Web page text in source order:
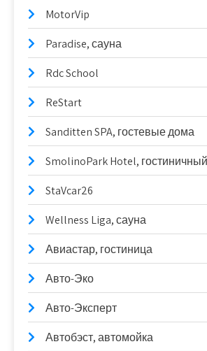
MotorVip
Paradise, сауна
Rdc School
ReStart
Sanditten SPA, гостевые дома
SmolinoPark Hotel,
StaVcar26
Wellness Liga, сауна
Авиастар, гостиница
Авто-Эко
Авто-Эксперт
Автобэст, автомойка